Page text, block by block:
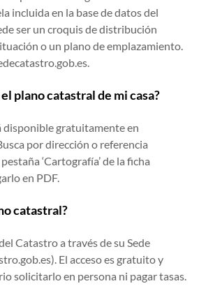
incluida en la base de datos del
ser un croquis de distribución
o un plano de emplazamiento.
plano catastral de mi casa?
disponible gratuitamente en
por dirección o referencia
‘Cartografía’ de la ficha
en PDF.
catastral?
Catastro a través de su Sede
El acceso es gratuito y
solicitarlo en persona ni pagar tasas.